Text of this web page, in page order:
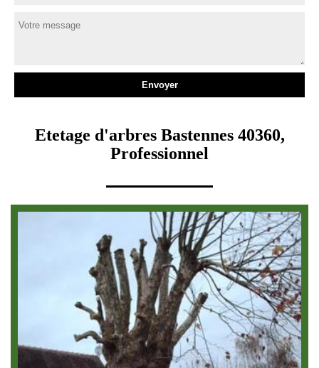
Etetage d'arbres Bastennes 40360,
Professionnel